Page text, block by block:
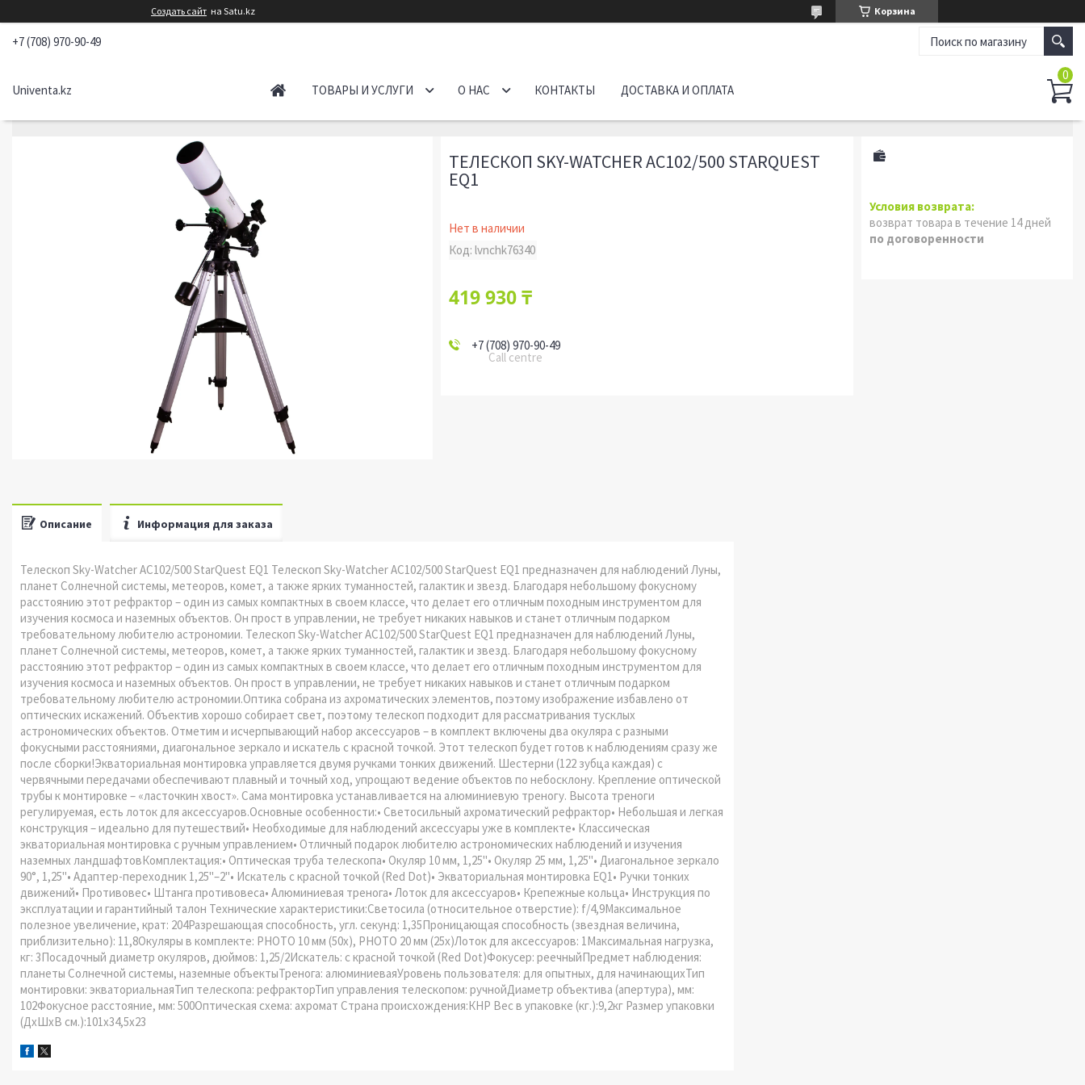
Создать сайт на Satu.kz Корзина
+7 (708) 970-90-49
Univenta.kz ТОВАРЫ И УСЛУГИ О НАС КОНТАКТЫ ДОСТАВКА И ОПЛАТА
ТЕЛЕСКОП SKY-WATCHER AC102/500 STARQUEST
EQ1
Нет в наличии
Код:lvnchk76340
419 930 ₸
+7 (708) 970-90-49
Call centre
возврат товара в течение 14 дней
по договоренности
Описание Информация для заказа
Телескоп Sky-Watcher AC102/500 StarQuest EQ1 Телескоп Sky-Watcher AC102/500 StarQuest EQ1 предназначен для наблюдений Луны,
планет Солнечной системы, метеоров, комет, а также ярких туманностей, галактик и звезд. Благодаря небольшому фокусному
расстоянию этот рефрактор – один из самых компактных в своем классе, что делает его отличным походным инструментом для
изучения космоса и наземных объектов. Он прост в управлении, не требует никаких навыков и станет отличным подарком
требовательному любителю астрономии. Телескоп Sky-Watcher AC102/500 StarQuest EQ1 предназначен для наблюдений Луны,
планет Солнечной системы, метеоров, комет, а также ярких туманностей, галактик и звезд. Благодаря небольшому фокусному
расстоянию этот рефрактор – один из самых компактных в своем классе, что делает его отличным походным инструментом для
изучения космоса и наземных объектов. Он прост в управлении, не требует никаких навыков и станет отличным подарком
требовательному любителю астрономии.Оптика собрана из ахроматических элементов, поэтому изображение избавлено от
оптических искажений. Объектив хорошо собирает свет, поэтому телескоп подходит для рассматривания тусклых
астрономических объектов. Отметим и исчерпывающий набор аксессуаров – в комплект включены два окуляра с разными
фокусными расстояниями, диагональное зеркало и искатель с красной точкой. Этот телескоп будет готов к наблюдениям сразу же
после сборки!Экваториальная монтировка управляется двумя ручками тонких движений. Шестерни (122 зубца каждая) с
червячными передачами обеспечивают плавный и точный ход, упрощают ведение объектов по небосклону. Крепление оптической
трубы к монтировке – «ласточкин хвост». Сама монтировка устанавливается на алюминиевую треногу. Высота треноги
регулируемая, есть лоток для аксессуаров.Основные особенности:• Светосильный ахроматический рефрактор• Небольшая и легкая
конструкция – идеально для путешествий• Необходимые для наблюдений аксессуары уже в комплекте• Классическая
экваториальная монтировка с ручным управлением• Отличный подарок любителю астрономических наблюдений и изучения
наземных ландшафтовКомплектация:• Оптическая труба телескопа• Окуляр 10 мм, 1,25"• Окуляр 25 мм, 1,25"• Диагональное зеркало
90°, 1,25"• Адаптер-переходник 1,25"–2"• Искатель с красной точкой (Red Dot)• Экваториальная монтировка EQ1• Ручки тонких
движений• Противовес• Штанга противовеса• Алюминиевая тренога• Лоток для аксессуаров• Крепежные кольца• Инструкция по
эксплуатации и гарантийный талон Технические характеристики:Светосила (относительное отверстие): f/4,9Максимальное
полезное увеличение, крат: 204Разрешающая способность, угл. секунд: 1,35Проницающая способность (звездная величина,
приблизительно): 11,8Окуляры в комплекте: PHOTO 10 мм (50х), PHOTO 20 мм (25х)Лоток для аксессуаров: 1Максимальная нагрузка,
кг: 3Посадочный диаметр окуляров, дюймов: 1,25/2Искатель: с красной точкой (Red Dot)Фокусер: реечныйПредмет наблюдения:
планеты Солнечной системы, наземные объектыТренога: алюминиеваяУровень пользователя: для опытных, для начинающихТип
монтировки: экваториальнаяТип телескопа: рефракторТип управления телескопом: ручнойДиаметр объектива (апертура), мм:
102Фокусное расстояние, мм: 500Оптическая схема: ахромат Страна происхождения:КНР Вес в упаковке (кг.):9,2кг Размер упаковки
(ДхШхВ см.):101x34,5x23